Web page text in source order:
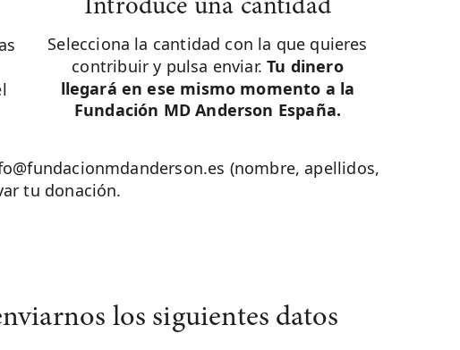
Introduce una cantidad
Selecciona la cantidad con la que quieres
contribuir y pulsa enviar.Tu dinero
llegará en ese mismo momento a la
Fundación MD Anderson España.
(nombre, apellidos,
tu donación.
los siguientes datos